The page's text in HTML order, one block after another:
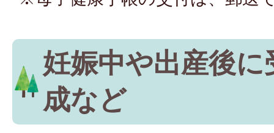
妊娠中や出産後
成など